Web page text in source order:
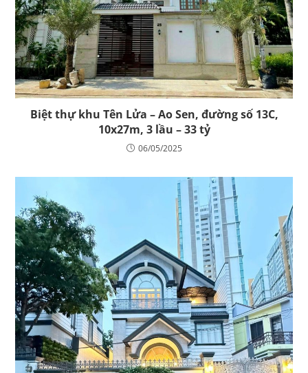
Biệt thự khu Tên Lửa – Ao Sen, đường số 13C,
10x27m, 3 lầu – 33 tỷ
06/05/2025